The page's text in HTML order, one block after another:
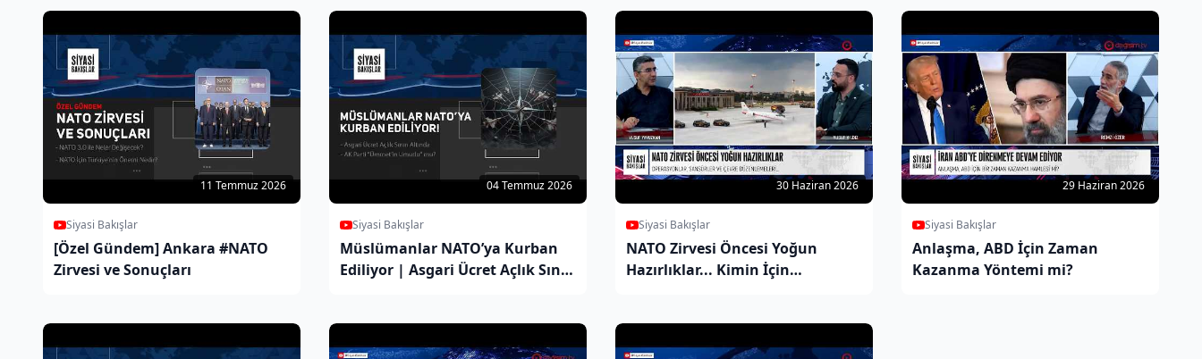
11 Temmuz 2026
Siyasi Bakışlar
[Özel Gündem] Ankara #NATO
Zirvesi ve Sonuçları
04 Temmuz 2026
Siyasi Bakışlar
Müslümanlar NATO’ya Kurban
Ediliyor | Asgari Ücret Açlık Sınırı
30 Haziran 2026
Siyasi Bakışlar
NATO Zirvesi Öncesi Yoğun
Hazırlıklar... Kimin İçin
29 Haziran 2026
Siyasi Bakışlar
Anlaşma, ABD İçin Zaman
Kazanma Yöntemi mi?